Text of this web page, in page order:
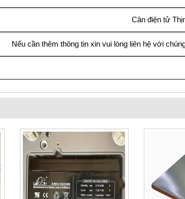
Cân điện tử
Nếu cần thêm thông tin xin vui lòng liên hệ với